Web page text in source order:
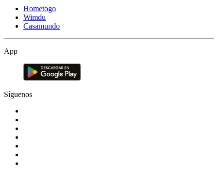
Hometogo
Wimdu
Casamundo
App
Síguenos